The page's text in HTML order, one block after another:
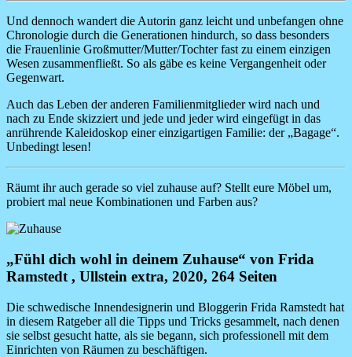
Und dennoch wandert die Autorin ganz leicht und unbefangen ohne
Chronologie durch die Generationen hindurch, so dass besonders
die Frauenlinie Großmutter/Mutter/Tochter fast zu einem einzigen
Wesen zusammenfließt. So als gäbe es keine Vergangenheit oder
Gegenwart.
Auch das Leben der anderen Familienmitglieder wird nach und
nach zu Ende skizziert und jede und jeder wird eingefügt in das
anrührende Kaleidoskop einer einzigartigen Familie: der „Bagage“.
Unbedingt lesen!
Räumt ihr auch gerade so viel zuhause auf? Stellt eure Möbel um,
probiert mal neue Kombinationen und Farben aus?
Image
„Fühl dich wohl in deinem Zuhause“ von Frida
Ramstedt , Ullstein extra, 2020, 264 Seiten
Die schwedische Innendesignerin und Bloggerin Frida Ramstedt hat
in diesem Ratgeber all die Tipps und Tricks gesammelt, nach denen
sie selbst gesucht hatte, als sie begann, sich professionell mit dem
Einrichten von Räumen zu beschäftigen.